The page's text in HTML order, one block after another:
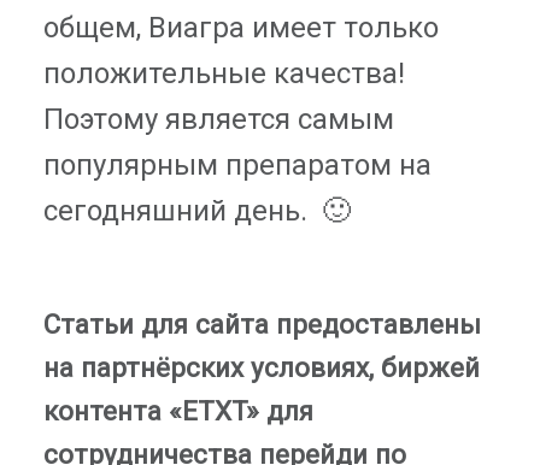
общем, Виагра имеет только
положительные качества!
Поэтому является самым
популярным препаратом на
сегодняшний день. 🙂
Статьи для сайта предоставлены
на партнёрских условиях, биржей
контента «ETXT» для
сотрудничества перейди по